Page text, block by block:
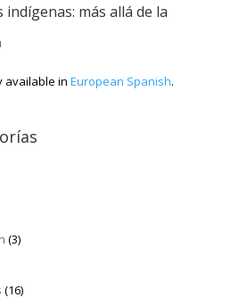
más allá de la
available in European Spanish.
(3)
(16)